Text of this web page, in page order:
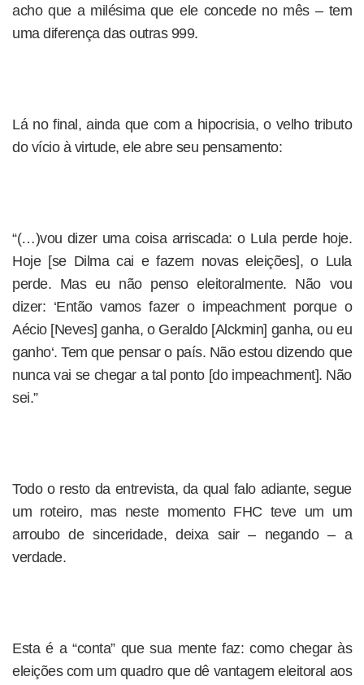
acho que a milésima que ele concede no mês – tem
uma diferença das outras 999.
Lá no final, ainda que com a hipocrisia, o velho tributo
do vício à virtude, ele abre seu pensamento:
“(…)vou dizer uma coisa arriscada: o Lula perde hoje.
Hoje [se Dilma cai e fazem novas eleições], o Lula
perde. Mas eu não penso eleitoralmente. Não vou
dizer: ‘Então vamos fazer o impeachment porque o
Aécio [Neves] ganha, o Geraldo [Alckmin] ganha, ou eu
ganho‘. Tem que pensar o país. Não estou dizendo que
nunca vai se chegar a tal ponto [do impeachment]. Não
sei.”
Todo o resto da entrevista, da qual falo adiante, segue
um roteiro, mas neste momento FHC teve um um
arroubo de sinceridade, deixa sair – negando – a
verdade.
Esta é a “conta” que sua mente faz: como chegar às
eleições com um quadro que dê vantagem eleitoral aos